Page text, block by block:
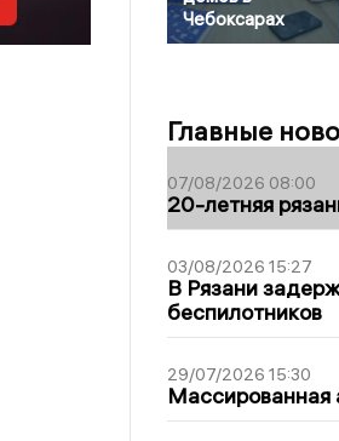
Чебоксарах
Главные
07/08/2026 08:00
20-летняя
03/08/2026 15:27
В Рязани
беспилотников
29/07/2026 15:30
Массированная